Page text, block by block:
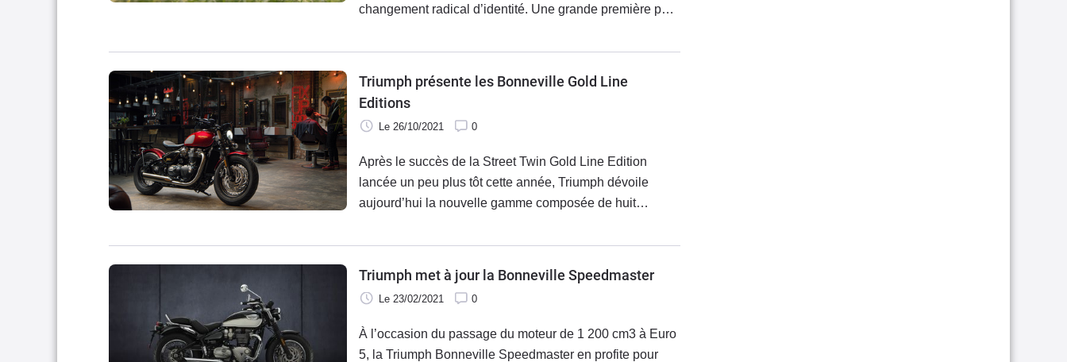
changement radical d’identité. Une grande première pour
Triumph présente les Bonneville Gold Line
Editions
Le 26/10/2021 0
Après le succès de la Street Twin Gold Line Edition
lancée un peu plus tôt cette année, Triumph dévoile
aujourd’hui la nouvelle gamme composée de huit
seulement, les éditions Gold Line présentent toutes les
Bonneville ainsi que des livrées exclusives peintes à la
main pour un style unique.
Triumph met à jour la Bonneville Speedmaster
Le 23/02/2021 0
À l’occasion du passage du moteur de 1 200 cm3 à Euro
5, la Triumph Bonneville Speedmaster en profite pour